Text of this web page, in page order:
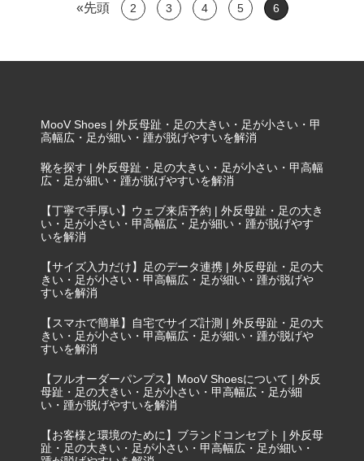
«先頭 2 3 4 5 6
MooV Shoes | 外反母趾・足の大きい・足が小さい・甲
高幅広・足が細い・踵が脱げやすいを解消
靴を探す | 外反母趾・足の大きい・足が小さい・甲高幅
広・足が細い・踵が脱げやすいを解消
【丁寧で手厚い】ウェブ来店予約 | 外反母趾・足の大き
い・足が小さい・甲高幅広・足が細い・踵が脱げやす
いを解消
【サイズ入力だけ】足のデータ連携 | 外反母趾・足の大
きい・足が小さい・甲高幅広・足が細い・踵が脱げや
すいを解消
【スマホで簡単】自宅でサイズ計測 | 外反母趾・足の大
きい・足が小さい・甲高幅広・足が細い・踵が脱げや
すいを解消
【フルオーダーパンプス】MooV Shoesについて | 外反
母趾・足の大きい・足が小さい・甲高幅広・足が細
い・踵が脱げやすいを解消
【お客様と環境のために】ブランドコンセプト | 外反母
趾・足の大きい・足が小さい・甲高幅広・足が細い・